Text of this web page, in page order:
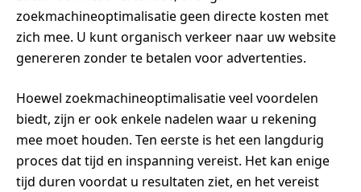
zoekmachineoptimalisatie geen directe kosten met
zich mee. U kunt organisch verkeer naar uw website
genereren zonder te betalen voor advertenties.
Hoewel zoekmachineoptimalisatie veel voordelen
biedt, zijn er ook enkele nadelen waar u rekening
mee moet houden. Ten eerste is het een langdurig
proces dat tijd en inspanning vereist. Het kan enige
tijd duren voordat u resultaten ziet, en het vereist